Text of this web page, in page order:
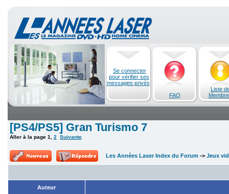
Se connecter
pour vérifier ses
messages privés
FAQ
Liste
[PS4/PS5] Gran Turismo 7
Aller à la page 1 2 Suivante
Les Années Laser Index du Forum -> Jeux
Auteur